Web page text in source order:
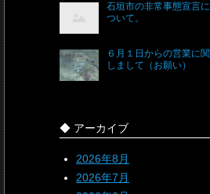
石垣市の非常事態宣言に
ついて。
６月１日からの営業に関
しまして（お願い）
◆ アーカイブ
2026年8月
2026年7月